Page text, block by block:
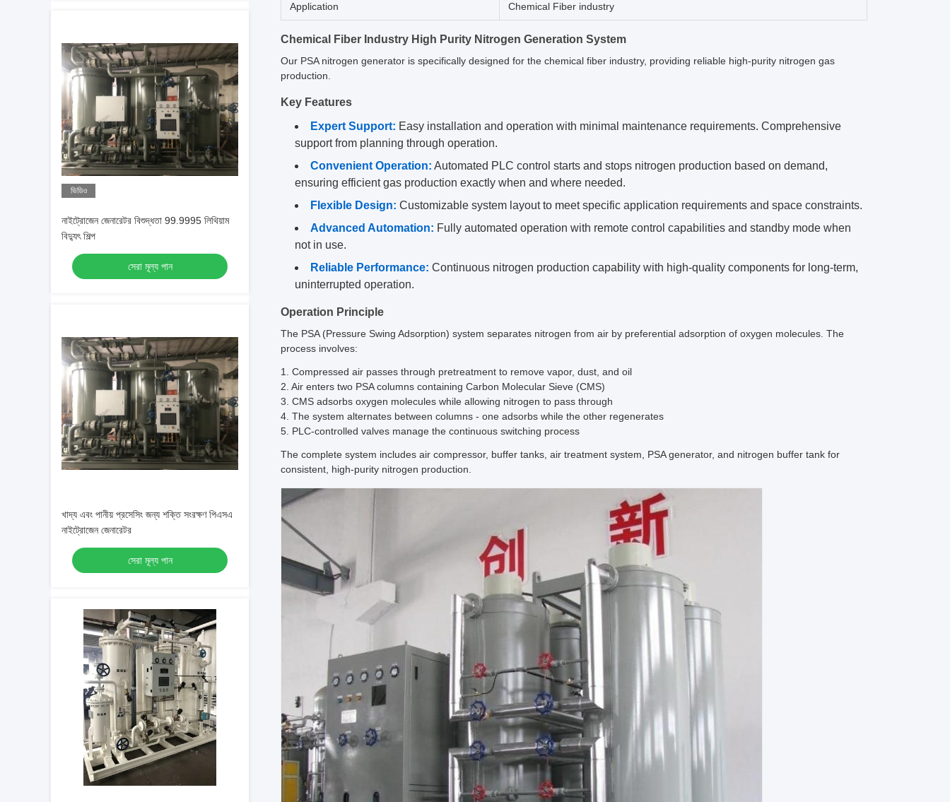
ভিডিও
নাইট্রোজেন জেনারেটর বিশুদ্ধতা 99.9995 লিথিয়াম
বিদ্যুৎ শিল্প
সেরা মূল্য পান
খাদ্য এবং পানীয় প্রসেসিং জন্য শক্তি সংরক্ষণ পিএসএ
নাইট্রোজেন জেনারেটর
সেরা মূল্য পান
Application Chemical Fiber industry
Chemical Fiber Industry High Purity Nitrogen Generation System
Our PSA nitrogen generator is specifically designed for the chemical fiber industry, providing reliable high-purity nitrogen gas
production.
Key Features
Expert Support: Easy installation and operation with minimal maintenance requirements. Comprehensive
support from planning through operation.
Convenient Operation: Automated PLC control starts and stops nitrogen production based on demand,
ensuring efficient gas production exactly when and where needed.
Flexible Design: Customizable system layout to meet specific application requirements and space constraints.
Advanced Automation: Fully automated operation with remote control capabilities and standby mode when
not in use.
Reliable Performance: Continuous nitrogen production capability with high-quality components for long-term,
uninterrupted operation.
Operation Principle
The PSA (Pressure Swing Adsorption) system separates nitrogen from air by preferential adsorption of oxygen molecules. The
process involves:
1. Compressed air passes through pretreatment to remove vapor, dust, and oil
2. Air enters two PSA columns containing Carbon Molecular Sieve (CMS)
3. CMS adsorbs oxygen molecules while allowing nitrogen to pass through
4. The system alternates between columns - one adsorbs while the other regenerates
5. PLC-controlled valves manage the continuous switching process
The complete system includes air compressor, buffer tanks, air treatment system, PSA generator, and nitrogen buffer tank for
consistent, high-purity nitrogen production.